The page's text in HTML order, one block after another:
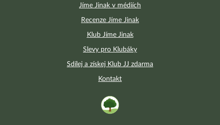
Jíme Jinak v médiích
Recenze Jíme Jinak
Klub Jíme Jinak
Slevy pro Klubáky
Sdílej a získej Klub JJ zdarma
Kontakt